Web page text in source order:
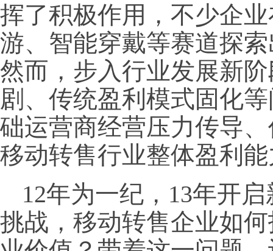
挥了积极作用，不少企
游、智能穿戴等赛道探
然而，步入行业发展新
剧、传统盈利模式固化
础运营商经营压力传导
移动转售行业整体盈利
12年为一纪，13年开
挑战，移动转售企业如